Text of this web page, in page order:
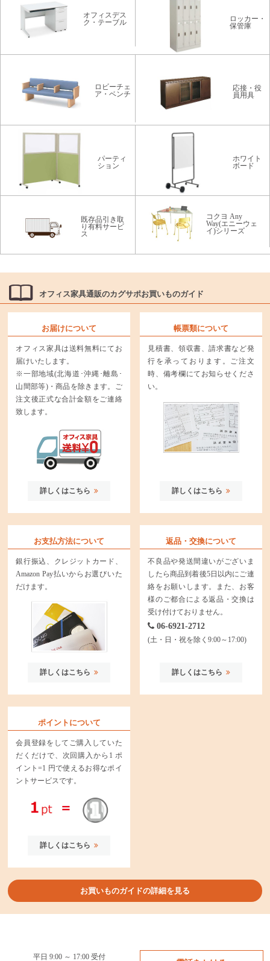
オフィスデス
ク・テーブル
ロッカー・
保管庫
ロビーチェ
ア・ベンチ
応接・役
員用具
パーティ
ション
ホワイト
ボード
既存品引き取
り有料サービ
ス
コクヨ Any
Way(エニーウェ
イ)シリーズ
オフィス家具通販のカグサポお買いものガイド
お届けについて
オフィス家具は送料無料にてお
届けいたします。
※一部地域(北海道･沖縄･離島･
山間部等)・商品を除きます。ご
注文後正式な合計金額をご連絡
致します。
詳しくはこちら
帳票類について
見積書、領収書、請求書など発
行を承っております。ご注文
時、備考欄にてお知らせくださ
い。
詳しくはこちら
お支払方法について
銀行振込、クレジットカード、
Amazon Pay払いからお選びいた
だけます。
詳しくはこちら
返品・交換について
不良品や発送間違いがございま
したら商品到着後5日以内にご連
絡をお願いします。また、お客
様のご都合による返品・交換は
受け付けておりません。
06-6921-2712
(土・日・祝を除く9:00～17:00)
詳しくはこちら
ポイントについて
会員登録をしてご購入していた
だくだけで、次回購入から1 ポ
イント=1 円で使えるお得なポイ
ントサービスです。
詳しくはこちら
お買いものガイドの詳細を見る
平日 9:00 ～ 17:00 受付